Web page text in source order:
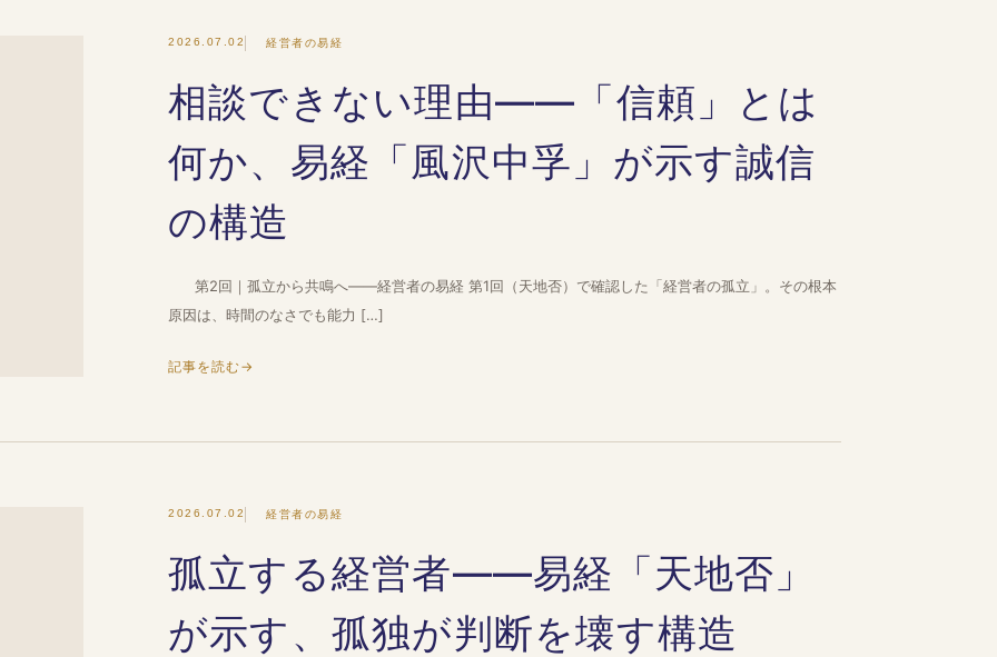
2026.07.02 経営者の易経
相談できない理由——「信頼」とは
何か、易経「風沢中孚」が示す誠信
の構造
第2回｜孤立から共鳴へ——経営者の易経 第1回（天地否）で確認した「経営者の孤立」。その根本
原因は、時間のなさでも能力 […]
記事を読む→
2026.07.02 経営者の易経
孤立する経営者——易経「天地否」
が示す、孤独が判断を壊す構造